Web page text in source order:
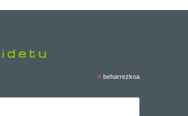
* beharrezkoa